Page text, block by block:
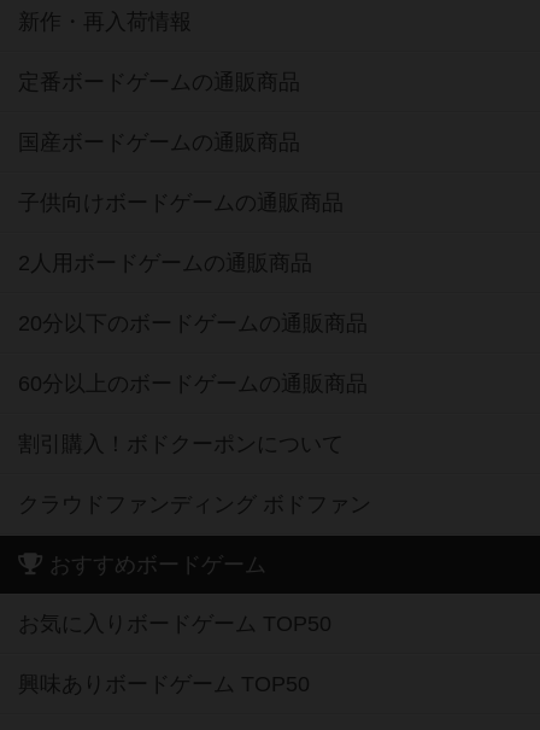
新作・再入荷情報
定番ボードゲームの通販商品
国産ボードゲームの通販商品
子供向けボードゲームの通販商品
2人用ボードゲームの通販商品
20分以下のボードゲームの通販商品
60分以上のボードゲームの通販商品
割引購入！ボドクーポンについて
クラウドファンディング ボドファン
おすすめボードゲーム
お気に入りボードゲーム TOP50
興味ありボードゲーム TOP50